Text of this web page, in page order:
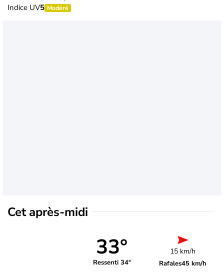
Indice UV5 Modéré
Cet après-midi
33°
Ressenti 34°
15 km/h
Rafales45 km/h